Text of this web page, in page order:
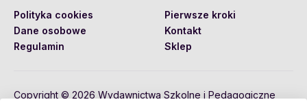
Polityka cookies
Dane osobowe
Regulamin
Pierwsze kroki
Kontakt
Sklep
Copyright © 2026 Wydawnictwa Szkolne i Pedagogiczne